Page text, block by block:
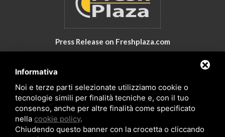
Press Release on Freshplaza.com
Informativa
Noi e terze parti selezionate utilizziamo cookie o
tecnologie simili per finalità tecniche e, con il tuo
consenso, anche per altre finalità come specificato
nella cookie policy.
Chiudendo questo banner con la crocetta o cliccando